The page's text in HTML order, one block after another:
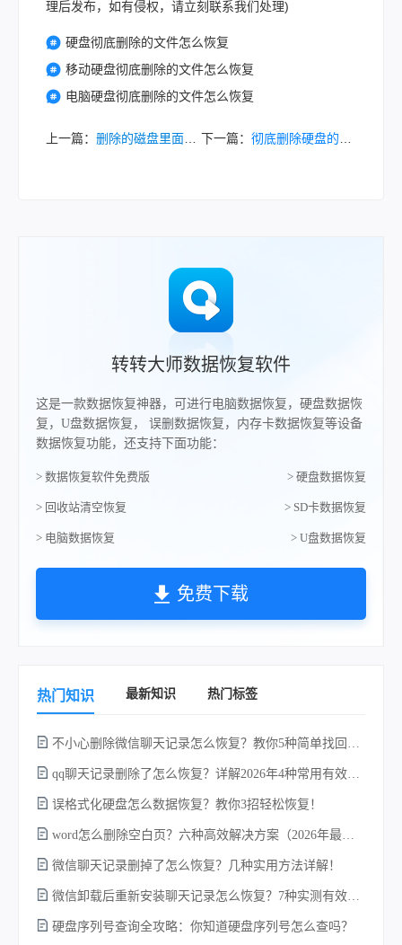
理后发布，如有侵权，请立刻联系我们处理)
硬盘彻底删除的文件怎么恢复
移动硬盘彻底删除的文件怎么恢复
电脑硬盘彻底删除的文件怎么恢复
上一篇： 删除的磁盘里面文件怎么恢复？这4个方法可以恢复误删文件！ 下一篇： 彻底删除硬盘的文件怎么恢复？这二个方法让你找回数据！
转转大师数据恢复软件
这是一款数据恢复神器，可进行电脑数据恢复，硬盘数据恢
复，U盘数据恢复， 误删数据恢复，内存卡数据恢复等设备
数据恢复功能，还支持下面功能：
> 数据恢复软件免费版 > 硬盘数据恢复
> 回收站清空恢复 > SD卡数据恢复
> 电脑数据恢复 > U盘数据恢复
免费下载
热门知识 最新知识 热门标签
不小心删除微信聊天记录怎么恢复？教你5种简单找回的方法！
qq聊天记录删除了怎么恢复？详解2026年4种常用有效的方法（支持.db数据库提取）
误格式化硬盘怎么数据恢复？教你3招轻松恢复！
word怎么删除空白页？六种高效解决方案（2026年最新实操指南）！
微信聊天记录删掉了怎么恢复？几种实用方法详解！
微信卸载后重新安装聊天记录怎么恢复？7种实测有效的恢复方案详解！
硬盘序列号查询全攻略：你知道硬盘序列号怎么查吗？